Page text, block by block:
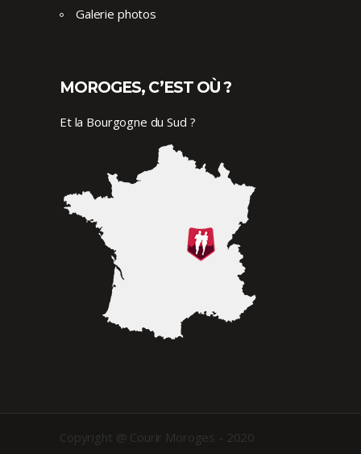
Galerie photos
MOROGES, C’EST OÙ ?
Et la Bourgogne du Sud ?
Copyright @ Courir Moroges - 2020